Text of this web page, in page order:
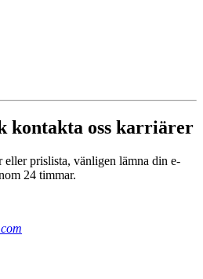
kontakta oss karriärer
prislista, vänligen lämna din e-
24 timmar.